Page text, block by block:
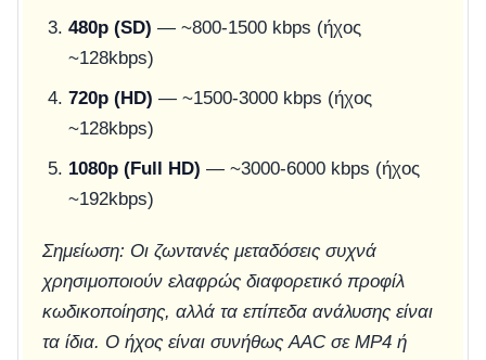
480p (SD) — ~800-1500 kbps (ήχος
~128kbps)
720p (HD) — ~1500-3000 kbps (ήχος
~128kbps)
1080p (Full HD) — ~3000-6000 kbps (ήχος
~192kbps)
Σημείωση: Οι ζωντανές μεταδόσεις συχνά
χρησιμοποιούν ελαφρώς διαφορετικό προφίλ
κωδικοποίησης, αλλά τα επίπεδα ανάλυσης είναι
τα ίδια. Ο ήχος είναι συνήθως AAC σε MP4 ή